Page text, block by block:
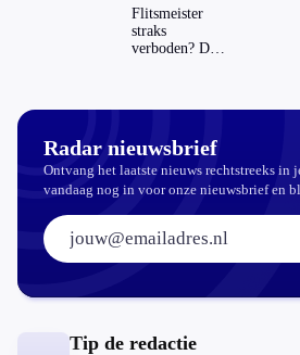
autisme? Zo
verwijder je
hem
Flitsmeister
straks
verboden? Dit
Radar nieuwsbrief
Ontvang het laatste nieuws rechtstreeks in
vandaag nog in voor onze nieuwsbrief en
E-mailadres:
Tip de redactie